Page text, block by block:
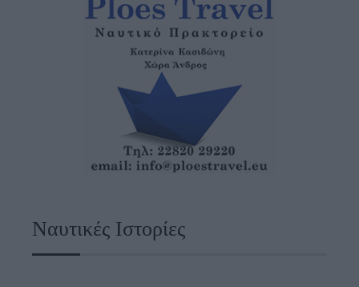
Ναυτικές Ιστορίες